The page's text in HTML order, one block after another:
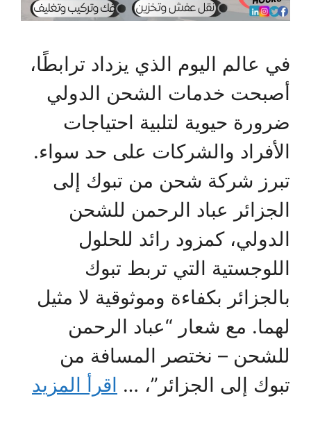
في عالم اليوم الذي يزداد ترابطًا،
أصبحت خدمات الشحن الدولي
ضرورة حيوية لتلبية احتياجات
الأفراد والشركات على حد سواء.
تبرز شركة شحن من تبوك إلى
الجزائر عباد الرحمن للشحن
الدولي، كمزود رائد للحلول
اللوجستية التي تربط تبوك
بالجزائر بكفاءة وموثوقية لا مثيل
لهما. مع شعار “عباد الرحمن
للشحن – نختصر المسافة من
تبوك إلى الجزائر”، … اقرأ المزيد